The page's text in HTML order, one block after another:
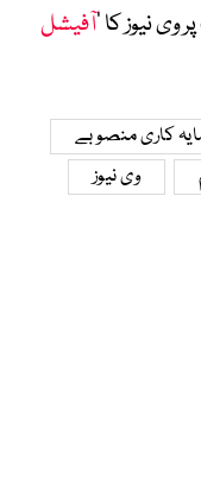
نیوز کا ’آفیشل
کاری منصوبے
وی نیوز